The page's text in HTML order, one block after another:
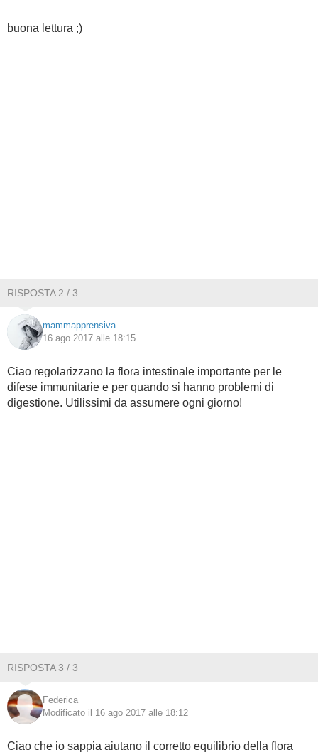
buona lettura ;)
RISPOSTA 2 / 3
mammapprensiva
16 ago 2017 alle 18:15
Ciao regolarizzano la flora intestinale importante per le
difese immunitarie e per quando si hanno problemi di
digestione. Utilissimi da assumere ogni giorno!
RISPOSTA 3 / 3
Federica
Modificato il 16 ago 2017 alle 18:12
Ciao che io sappia aiutano il corretto equilibrio della flora